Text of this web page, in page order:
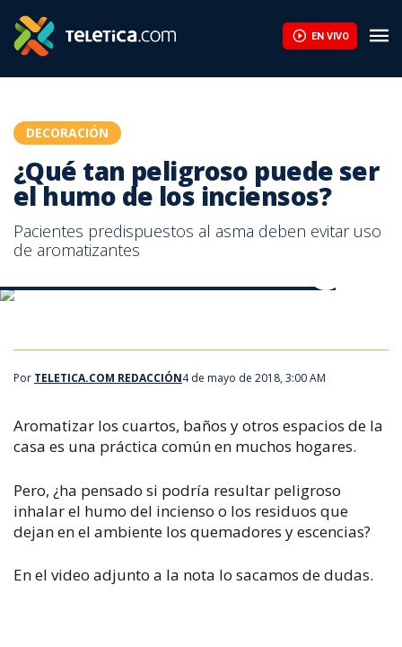
EN VIVO
DECORACIÓN
¿Qué tan peligroso puede ser
el humo de los inciensos?
Pacientes predispuestos al asma deben evitar uso
de aromatizantes
Por TELETICA.COM REDACCIÓN4 de mayo de 2018, 3:00 AM
Aromatizar los cuartos, baños y otros espacios de la
casa es una práctica común en muchos hogares.
Pero, ¿ha pensado si podría resultar peligroso
inhalar el humo del incienso o los residuos que
dejan en el ambiente los quemadores y escencias?
En el video adjunto a la nota lo sacamos de dudas.